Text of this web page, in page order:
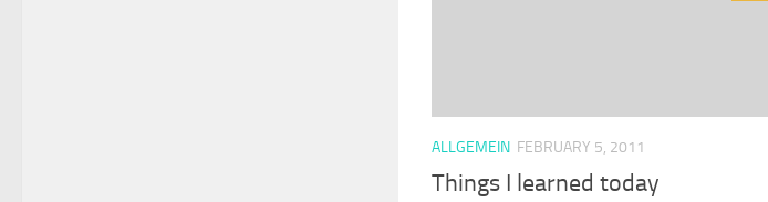
ALLGEMEIN FEBRUARY 5, 2011
Things I learned today